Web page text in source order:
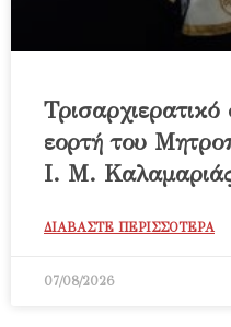
εορτή του
Ι. Μ.
ΔΙΑΒΑΣΤΕ ΠΕΡΙΣΣΟΤΕΡΑ
07/08/2026